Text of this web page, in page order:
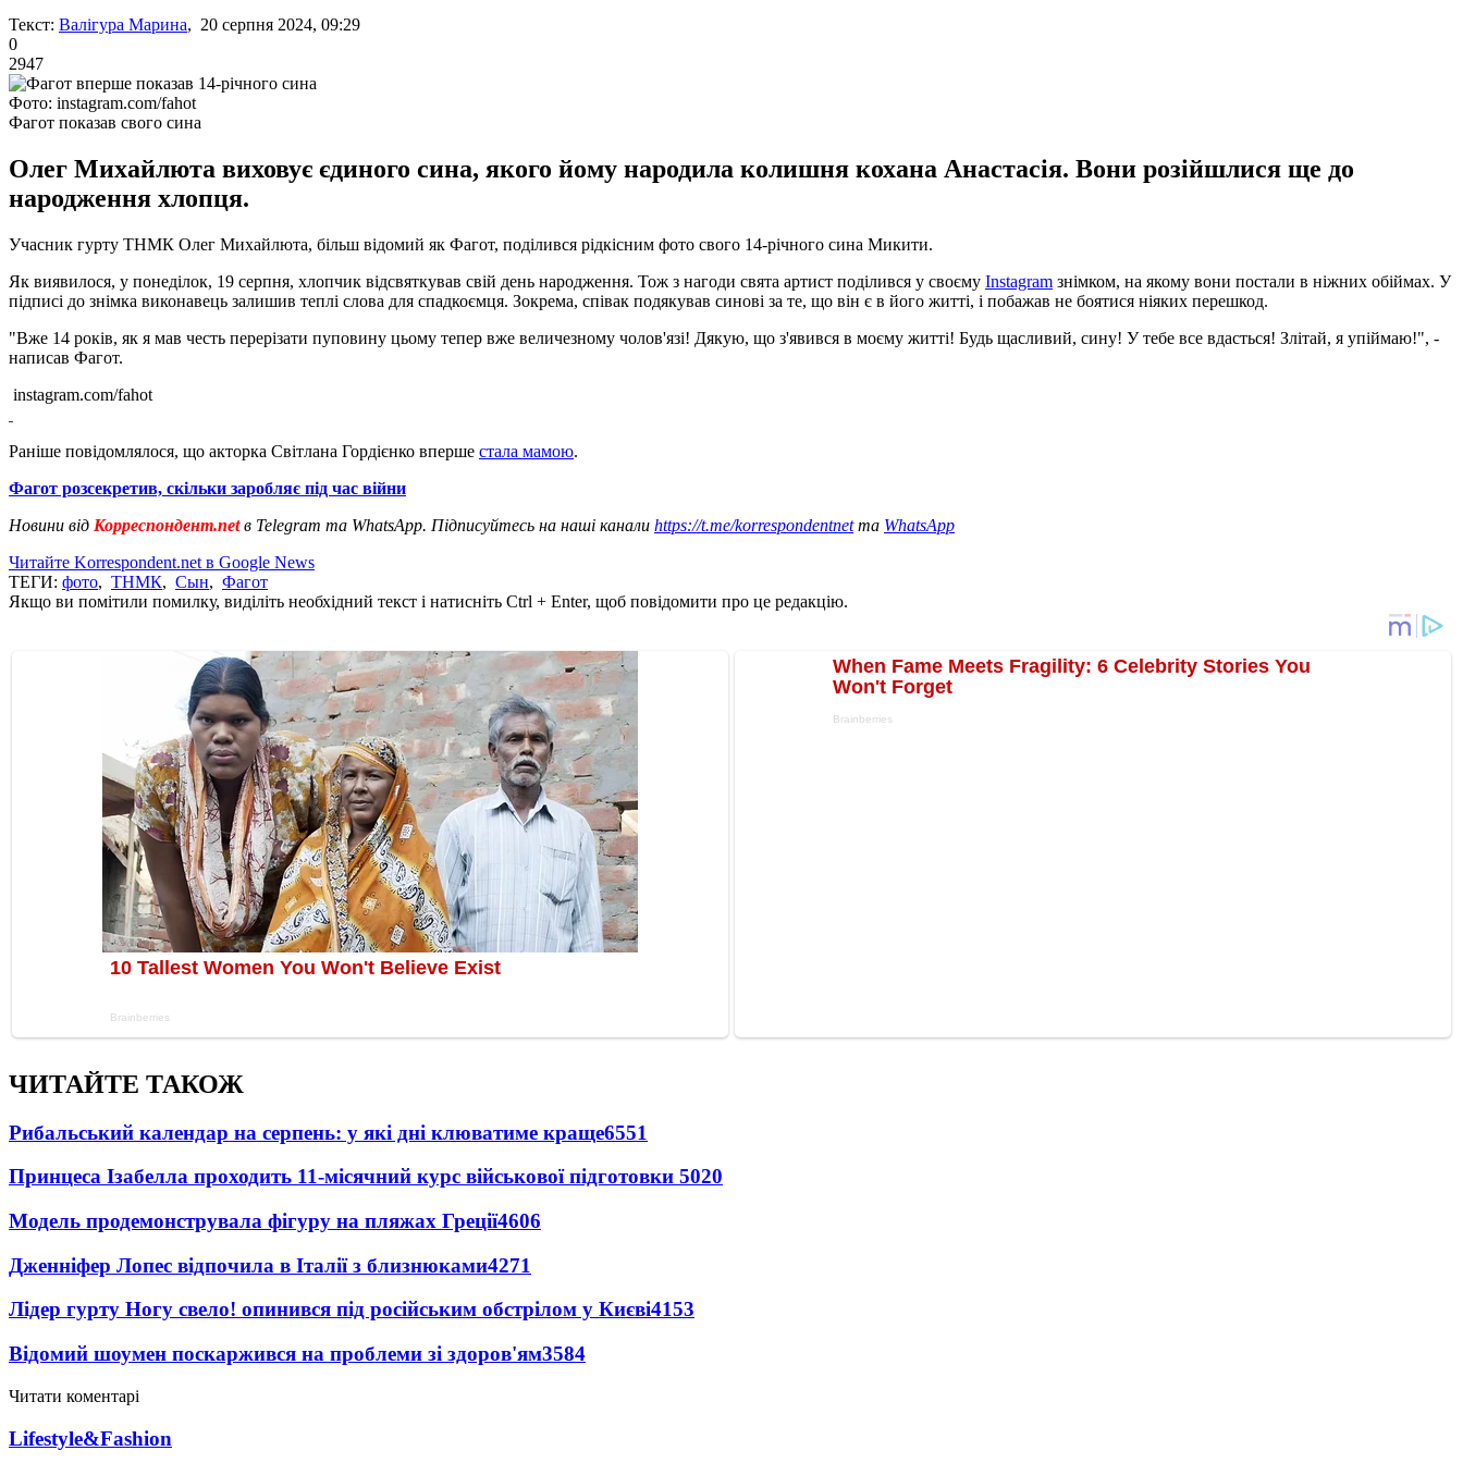
Текст: Валігура Марина, 20 серпня 2024, 09:29
0
2947
Фото: instagram.com/fahot
Фагот показав свого сина
Олег Михайлюта виховує єдиного сина, якого йому народила колишня кохана Анастасія. Вони розійшлися ще до
народження хлопця.
Учасник гурту ТНМК Олег Михайлюта, більш відомий як Фагот, поділився рідкісним фото свого 14-річного сина Микити.
Як виявилося, у понеділок, 19 серпня, хлопчик відсвяткував свій день народження. Тож з нагоди свята артист поділився у своєму Instagram знімком, на якому вони постали в ніжних обіймах. У
підписі до знімка виконавець залишив теплі слова для спадкоємця. Зокрема, співак подякував синові за те, що він є в його житті, і побажав не боятися ніяких перешкод.
"Вже 14 років, як я мав честь перерізати пуповину цьому тепер вже величезному чолов'язі! Дякую, що з'явився в моєму житті! Будь щасливий, сину! У тебе все вдасться! Злітай, я упіймаю!", -
написав Фагот.
instagram.com/fahot
Раніше повідомлялося, що акторка Світлана Гордієнко вперше стала мамою.
Фагот розсекретив, скільки заробляє під час війни
Новини від Корреспондент.netв Telegram та WhatsApp. Підписуйтесь на наші канали https://t.me/korrespondentnetта WhatsApp
Читайте Korrespondent.net в Google News
ТЕГИ: фото, ТНМК, Сын, Фагот
Якщо ви помітили помилку, виділіть необхідний текст і натисніть Ctrl + Enter, щоб повідомити про це редакцію.
ЧИТАЙТЕ ТАКОЖ
Рибальський календар на серпень: у які дні клюватиме краще6551
Принцеса Ізабелла проходить 11-місячний курс військової підготовки 5020
Модель продемонструвала фігуру на пляжах Греції4606
Дженніфер Лопес відпочила в Італії з близнюками4271
Лідер гурту Ногу свело! опинився під російським обстрілом у Києві4153
Відомий шоумен поскаржився на проблеми зі здоров'ям3584
Читати коментарі
Lifestyle&Fashion